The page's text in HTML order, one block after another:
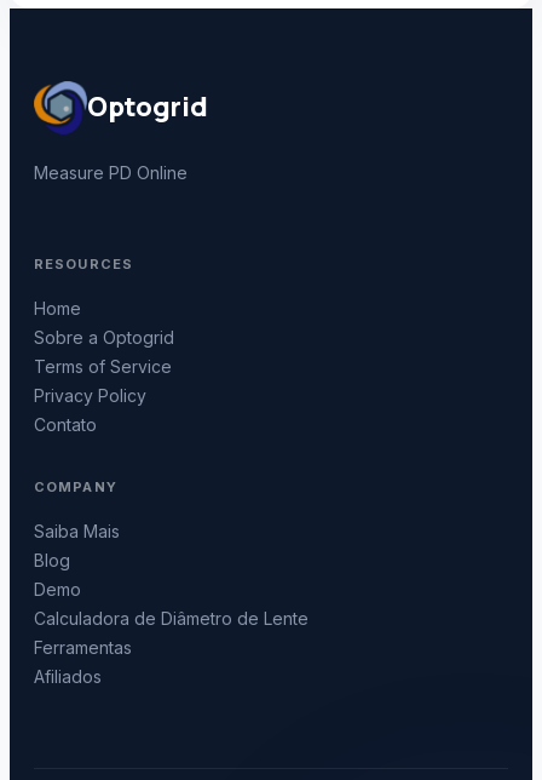
Optogrid
Measure PD Online
RESOURCES
Home
Sobre a Optogrid
Terms of Service
Privacy Policy
Contato
COMPANY
Saiba Mais
Blog
Demo
Calculadora de Diâmetro de Lente
Ferramentas
Afiliados